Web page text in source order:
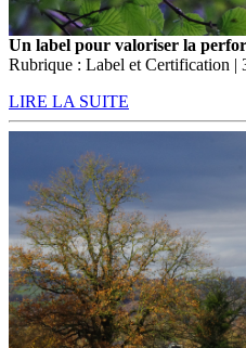
Un label pour valoriser la
Rubrique : Label et Certification |
LIRE LA SUITE